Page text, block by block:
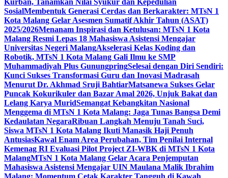
Kurban, Tanamkan Nilai Syukur dan Kepedulian
SosialMembentuk Generasi Cerdas dan Berkarakter: MTsN 1
Kota Malang Gelar Asesmen Sumatif Akhir Tahun (ASAT)
2025/2026Menanam Inspirasi dan Ketulusan: MTsN 1 Kota
Malang Resmi Lepas 18 Mahasiswa Asistensi Mengajar
Universitas Negeri MalangAkselerasi Kelas Koding dan
Robotik, MTsN 1 Kota Malang Gali Ilmu ke SMP
Muhammadiyah Plus GunungpringSelesai dengan Diri Sendiri:
Kunci Sukses Transformasi Guru dan Inovasi Madrasah
Menurut Dr. Akhmad Sruji BahtiarMatsanewa Sukses Gelar
Puncak Kokurikuler dan Bazar Amal 2026, Unjuk Bakat dan
Lelang Karya MuridSemangat Kebangkitan Nasional
Menggema di MTsN 1 Kota Malang: Jaga Tunas Bangsa Demi
Kedaulatan NegaraRibuan Langkah Menuju Tanah Suci,
Siswa MTsN 1 Kota Malang Ikuti Manasik Haji Penuh
AntusiasKawal Enam Area Perubahan, Tim Penilai Internal
Kemenag RI Evaluasi Pilot Project ZI-WBK di MTsN 1 Kota
MalangMTsN 1 Kota Malang Gelar Acara Penjemputan
Mahasiswa Asistensi Mengajar UIN Maulana Malik Ibrahim
Malang: Momentum Cetak Karakter Tangguh di Kawah